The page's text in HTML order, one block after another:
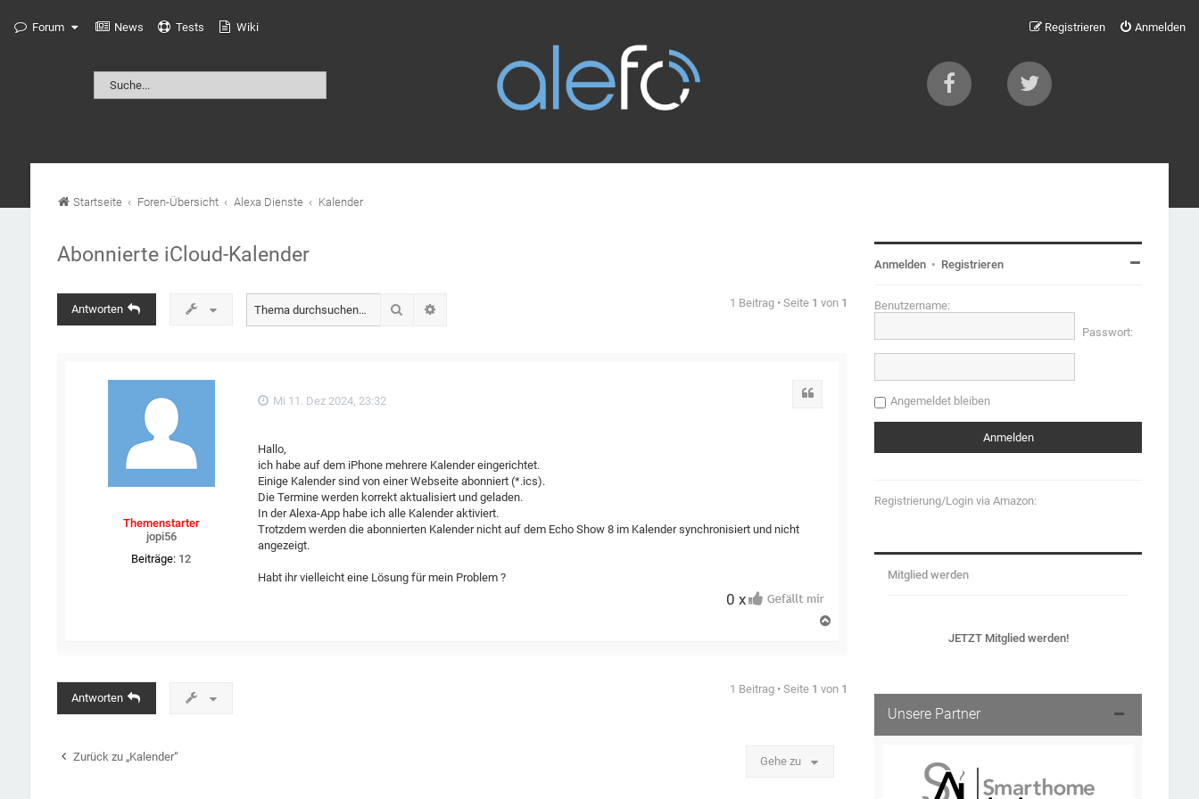
Forum News Tests Wiki Anmelden
Registrieren
Startseite Foren-Übersicht Alexa Dienste Kalender
Abonnierte iCloud-Kalender
Antworten Suche 1 Beitrag • Seite 1 von 1
Themenstarter
jopi56
Beiträge: 12
Mi 11. Dez 2024, 23:32
Hallo,
ich habe auf dem iPhone mehrere Kalender eingerichtet.
Einige Kalender sind von einer Webseite abonniert (*.ics).
Die Termine werden korrekt aktualisiert und geladen.
In der Alexa-App habe ich alle Kalender aktiviert.
Trotzdem werden die abonnierten Kalender nicht auf dem Echo Show 8 im Kalender synchronisiert und nicht
angezeigt.
Habt ihr vielleicht eine Lösung für mein Problem ?
0 x
b
Antworten
1 Beitrag • Seite 1 von 1
Zurück zu „Kalender“ Gehe zu
Anmelden • Registrieren
Benutzername:
Passwort:
Angemeldet bleiben
Registrierung/Login via Amazon:
Mitglied werden
JETZT Mitglied werden!
Unsere Partner